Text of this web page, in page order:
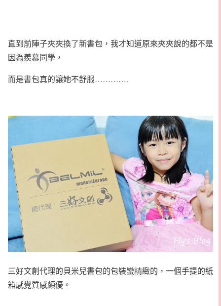
直到前陣子夾夾換了新書包，我才知道原來夾夾說的都不是
因為羨慕同學，
而是書包真的讓她不舒服………….
三好文創代理的貝米兒書包的包裝蠻精緻的，一個手提的紙
箱感覺質感頗優。